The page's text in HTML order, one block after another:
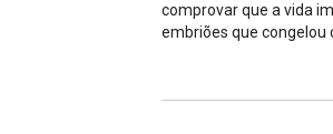
comprovar que a vida
embriões que congelou